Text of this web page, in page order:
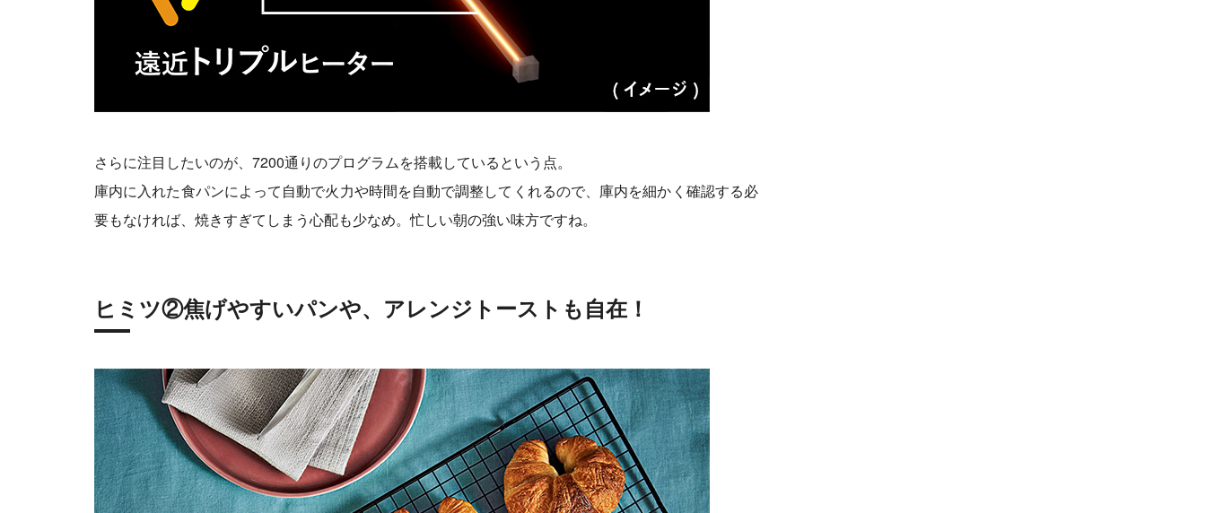
さらに注目したいのが、7200通りのプログラムを搭載しているという点。
庫内に入れた食パンによって自動で火力や時間を自動で調整してくれるので、庫内を細かく確認する必
要もなければ、焼きすぎてしまう心配も少なめ。忙しい朝の強い味方ですね。
ヒミツ②焦げやすいパンや、アレンジトーストも自在！